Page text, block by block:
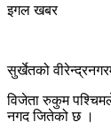
इगल खबर
सुर्खेतको
विजेता रुकुम
नगद जितेको छ ।